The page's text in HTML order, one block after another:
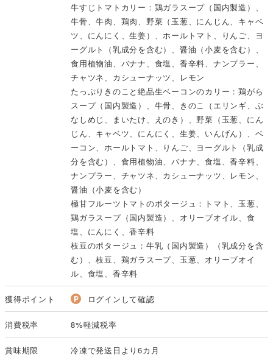
牛すじトマトカリー：鶏ガラスープ（国内製造）、
牛骨、牛肉、鶏肉、野菜（玉葱、にんじん、キャベ
ツ、にんにく、生姜）、ホールトマト、りんご、ヨ
ーグルト（乳成分を含む）、醤油（小麦を含む）、
食用植物油、バナナ、食塩、香辛料、ナンプラー、
チャツネ、カシューナッツ、レモン
たっぷりきのこと絶品生ベーコンのカリー：鶏がら
スープ（国内製造）、牛骨、きのこ（エリンギ、ぶ
なしめじ、まいたけ、えのき）、野菜（玉葱、にん
じん、キャベツ、にんにく、生姜、いんげん）、ベ
ーコン、ホールトマト、りんご、ヨーグルト（乳成
分を含む）、食用植物油、バナナ、食塩、香辛料、
ナンプラー、チャツネ、カシューナッツ、レモン、
醤油（小麦を含む）
極甘フルーツトマトのポタージュ：トマト、玉葱、
鶏ガラスープ（国内製造）、オリーブオイル、食
塩、にんにく、香辛料
枝豆のポタージュ：牛乳（国内製造）（乳成分を含
む）、枝豆、鶏ガラスープ、玉葱、オリーブオイ
ル、食塩、香辛料
獲得ポイント ログインして確認
消費税率 8%軽減税率
賞味期限 冷凍で発送日より6カ月